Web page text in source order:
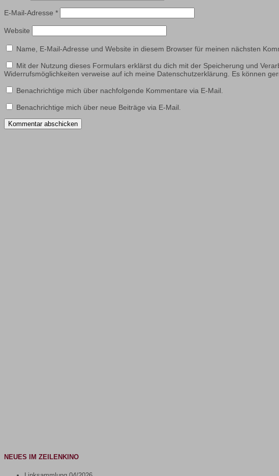
E-Mail-Adresse *
Website
Name, E-Mail-Adresse und Website in diesem Browser für meinen nächsten
Mit der Nutzung dieses Formulars erklärst du dich mit der Speicherung und
Widerrufsmöglichkeiten verweise auf ich meine Datenschutzerklärung. Es können
Benachrichtige mich über nachfolgende Kommentare via E-Mail.
Benachrichtige mich über neue Beiträge via E-Mail.
NEUES IM ZEILENKINO